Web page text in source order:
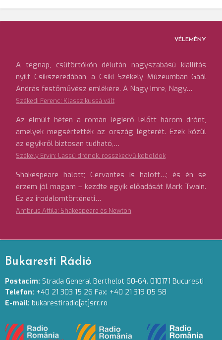
VÉLEMÉNY
A tegnap, csütörtökön délután nagyszabású kiállítás
nyílt Csíkszeredában, a Csíki Székely Múzeumban Gaál
András festőművész emlékére. A Nagy Imre, Nagy…
Székedi Ferenc: Klasszikussá vált
Az elmúlt héten a román légierő lelőtt három drónt,
amelyek megsértették az ország légterét. Ezek közül
az egyikről biztosan tudható,…
Székely Ervin: Lassú drónok, rosszkedvű koboldok
Shakespeare halott; Cervantes is halott…; és én se
érzem jól magam – kezdte egyik előadását Mark Twain.
Ez az irodalomtörténeti…
Ambrus Attila: Shakespeare és Newton
Bukaresti Rádió
Postacím: Strada General Berthelot 60-64. 010171 Bucuresti
Telefon: +40 21 303 15 26 Fax: +40 21 319 05 58
E-mail: bukarestiradio[at]srr.ro